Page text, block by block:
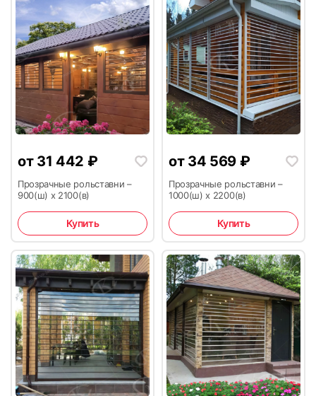
55 56
58
59 60
от 31 442 ₽
Прозрачные рольставни –
900(ш) х 2100(в)
Купить
от 34 569 ₽
Прозрачные рольставни –
1000(ш) х 2200(в)
Купить